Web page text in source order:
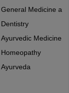
General Medicine
Dentistry
Ayurvedic Medicine
Homeopathy
Ayurveda